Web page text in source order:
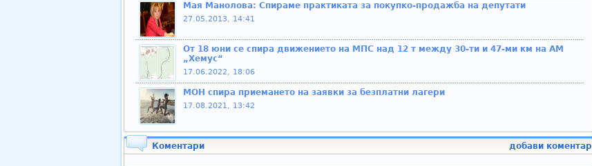
Мая Манолова: Спираме практиката за покупко-продажба на депутати
27.05.2013, 14:41
От 18 юни се спира движението на МПС над 12 т между 30-ти и 47-ми км на АМ
„Хемус“
17.06.2022, 18:06
МОН спира приемането на заявки за безплатни лагери
17.08.2021, 13:42
Коментари добави коментар